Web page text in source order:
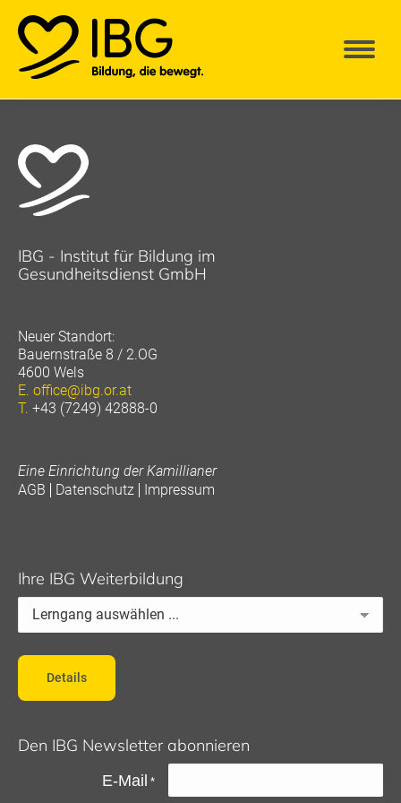
IBG - Institut für Bildung im
Gesundheitsdienst GmbH
Neuer Standort:
Bauernstraße 8 / 2.OG
4600 Wels
E. office@ibg.or.at
T. +43 (7249) 42888-0
Eine Einrichtung der Kamillianer
AGB
Datenschutz Impressum
Ihre IBG Weiterbildung
Details
Den IBG Newsletter abonnieren
E-Mail *